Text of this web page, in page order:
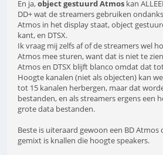
En ja,object gestuurd Atmos kan
DD+ wat de streamers gebruiken
Atmos in het display staat, object
kant, en DTSX.
Ik vraag mij zelfs af of de streamers wel
Atmos mee sturen, want dat is niet te
Atmos en DTSX blijft blanco omdat dat
Hoogte kanalen (niet als objecten) kan
tot 15 kanalen herbergen, maar dat
bestanden, en als streamers ergens een
grote data bestanden.
Beste is uiteraard gewoon een BD Atmos
gemixt is knallen die hoogte speakers.